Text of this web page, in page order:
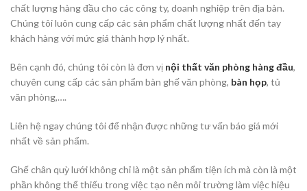
chất lượng hàng đầu cho các công ty, doanh nghiệp trên địa bàn.
Chúng tôi luôn cung cấp các sản phẩm chất lượng nhất đến tay
khách hàng với mức giá thành hợp lý nhất.
Bên cạnh đó, chúng tôi còn là đơn vị nội thất văn phòng hàng đầu,
chuyên cung cấp các sản phẩm bàn ghế văn phòng, bàn họp, tủ
văn phòng,….
Liên hệ ngay chúng tôi để nhận được những tư vấn báo giá mới
nhất về sản phẩm.
Ghế chân quỳ lưới không chỉ là một sản phẩm tiện ích mà còn là một
phần không thể thiếu trong việc tạo nên môi trường làm việc hiệu